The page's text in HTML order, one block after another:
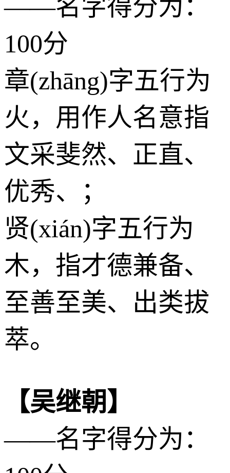
——名字得分为：
100分
章(zhāng)字五行为
火 ，用作人名意指
文采斐然、正直、
优秀、；
贤(xián)字五行为
木，指才德兼备、
至善至美、出类拔
萃。
【吴继朝】
——名字得分为：